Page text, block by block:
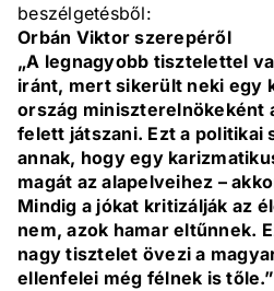
beszélgetésből:
Orbán Viktor szerepéről
„A legnagyobb tisztelettel
iránt, mert sikerült neki egy
ország miniszterelnökeként
felett játszani. Ezt a politikai
annak, hogy egy
magát az alapelveihez –
Mindig a jókat kritizálják az
nem, azok hamar eltűnnek.
nagy tisztelet övezi a
ellenfelei még félnek is tőle.”